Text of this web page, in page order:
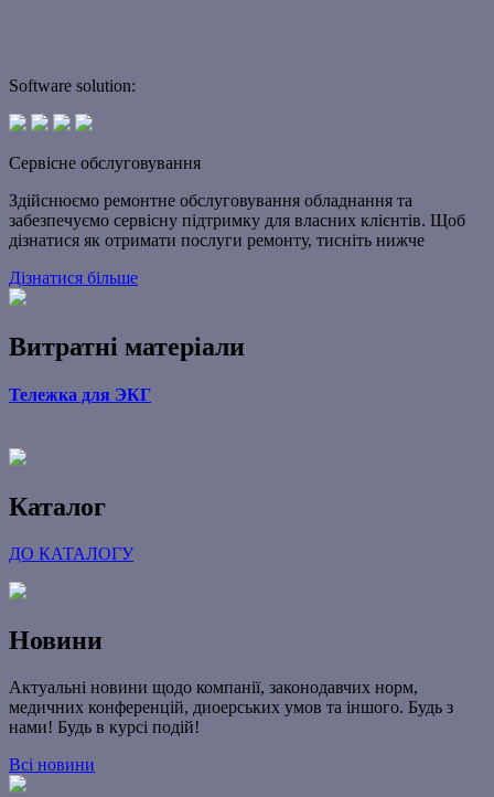
Software solution:
Сервісне обслуговування
Здійснюємо ремонтне обслуговування обладнання та
забезпечуємо сервісну підтримку для власних клієнтів. Щоб
дізнатися як отримати послуги ремонту, тисніть нижче
Дізнатися більше
Витратні матеріали
Тележка для ЭКГ
Каталог
ДО КАТАЛОГУ
Новини
Актуальні новини щодо компанії, законодавчих норм,
медичних конференцій, диоерських умов та іншого. Будь з
нами! Будь в курсі подій!
Всі новини